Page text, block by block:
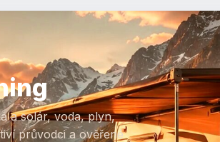
a solár, voda, plyn,
průvodci a ověřené